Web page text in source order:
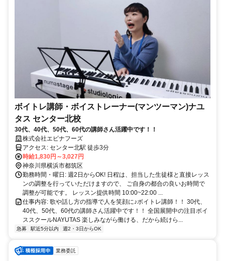
ボイトレ講師・ボイストレーナー(マンツーマン)ナユ
タス センター北校
30代、40代、50代、60代の講師さん活躍中です！！
株式会社エビナフーズ
アクセス: センター北駅 徒歩3分
時給1,830円～3,027円
神奈川県横浜市都筑区
勤務時間・曜日: 週2日からOK! 日程は、担当した生徒様と直接レッス
ンの調整を行っていただけますので、 ご自身の都合の良いお時間で
調整が可能です。 レッスン提供時間 10:00~22:00 ...
仕事内容: 歌や話し方の指導で人を笑顔に♪ボイトレ講師！！ 30代、
40代、50代、60代の講師さん活躍中です！！ 全国展開中の注目ボイ
ススクールNAYUTAS 楽しみながら働ける、だから続けら...
急募 駅近5分以内 週2・3日からOK
業務委託